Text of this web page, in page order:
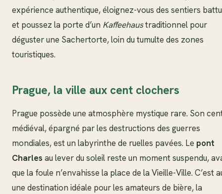
expérience authentique, éloignez-vous des sentiers
et poussez la porte d’un Kaffeehaustraditionnel pour
déguster une Sachertorte, loin du tumulte des zones
touristiques.
Prague, la ville aux cent clochers
Prague possède une atmosphère mystique rare. Son
médiéval, épargné par les destructions des guerres
mondiales, est un labyrinthe de ruelles pavées. Le pont
Charles au lever du soleil reste un moment suspendu,
que la foule n’envahisse la place de la Vieille-Ville. C’est
une destination idéale pour les amateurs de bière, la